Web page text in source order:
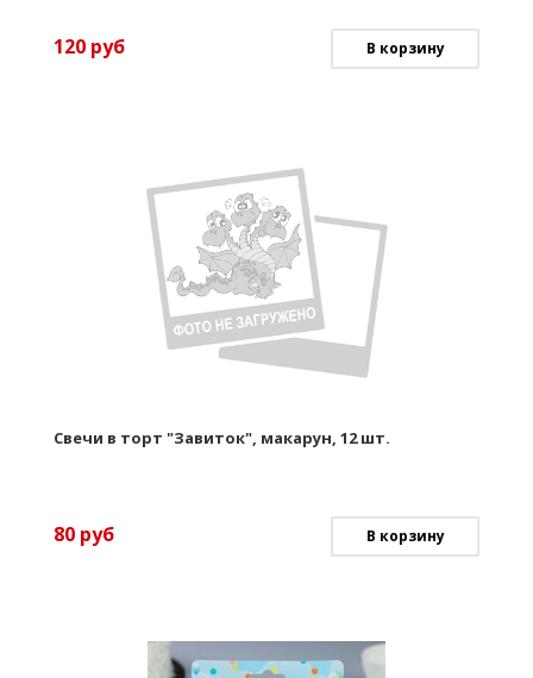
120 руб В корзину
Свечи в торт "Завиток", макарун, 12 шт.
80 руб В корзину